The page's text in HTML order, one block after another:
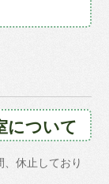
について
休止しており